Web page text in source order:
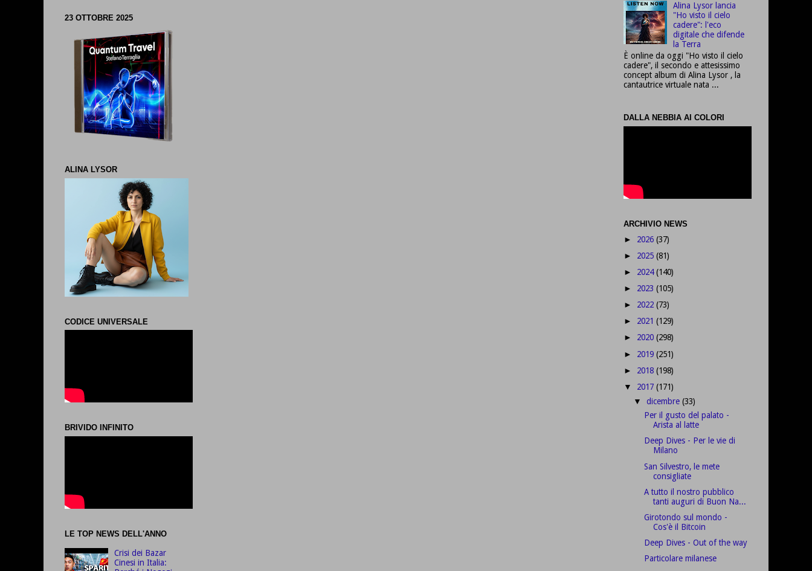
23 OTTOBRE 2025
ALINA LYSOR
CODICE UNIVERSALE
BRIVIDO INFINITO
LE TOP NEWS DELL'ANNO
Crisi dei Bazar
Cinesi in Italia:
Alina Lysor lancia
"Ho visto il cielo
cadere": l'eco
digitale che difende
la Terra
È online da oggi "Ho visto il cielo
cadere", il secondo e attesissimo
concept album di Alina Lysor , la
cantautrice virtuale nata ...
DALLA NEBBIA AI COLORI
ARCHIVIO NEWS
► 2026 (37)
► 2025 (81)
► 2024(140)
► 2023 (105)
► 2022 (73)
► 2021 (129)
► 2020 (298)
► 2019 (251)
► 2018 (198)
▼ 2017 (171)
▼dicembre(33)
Per il gusto del palato -
Arista al latte
Deep Dives - Per le vie di
Milano
San Silvestro, le mete
consigliate
A tutto il nostro pubblico
tanti auguri di Buon Na...
Girotondo sul mondo -
Cos'è il Bitcoin
Deep Dives - Out of the way
Particolare milanese